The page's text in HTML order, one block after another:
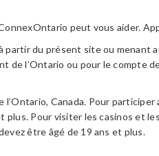
peut vous aider.
partir du présent site ou
de l’Ontario ou pour le compte
Canada. Pour
plus. Pour visiter les casinos et
être âgé de 19 ans et plus.